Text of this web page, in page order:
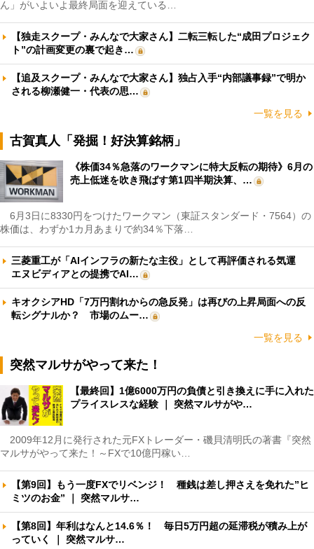
ん」がいよいよ最終局面を迎えている…
【独走スクープ・みんなで大家さん】二転三転した“成田プロジェク
ト”の計画変更の裏で起き…
【追及スクープ・みんなで大家さん】独占入手“内部議事録”で明か
される柳瀬健一・代表の思…
一覧を見る
古賀真人「発掘！好決算銘柄」
《株価34％急落のワークマンに特大反転の期待》6月の
売上低迷を吹き飛ばす第1四半期決算、…
6月3日に8330円をつけたワークマン（東証スタンダード・7564）の
株価は、わずか1カ月あまりで約34％下落…
三菱重工が「AIインフラの新たな主役」として再評価される気運
エヌビディアとの提携でAI…
キオクシアHD「7万円割れからの急反発」は再びの上昇局面への反
転シグナルか？ 市場のムー…
一覧を見る
突然マルサがやって来た！
【最終回】1億6000万円の負債と引き換えに手に入れた
プライスレスな経験 ｜ 突然マルサがや…
2009年12月に発行された元FXトレーダー・磯貝清明氏の著書『突然
マルサがやって来た！～FXで10億円稼い…
【第9回】もう一度FXでリベンジ！ 種銭は差し押さえを免れた”ヒ
ミツのお金” ｜ 突然マルサ…
【第8回】年利はなんと14.6％！ 毎日5万円超の延滞税が積み上が
っていく ｜ 突然マルサ…